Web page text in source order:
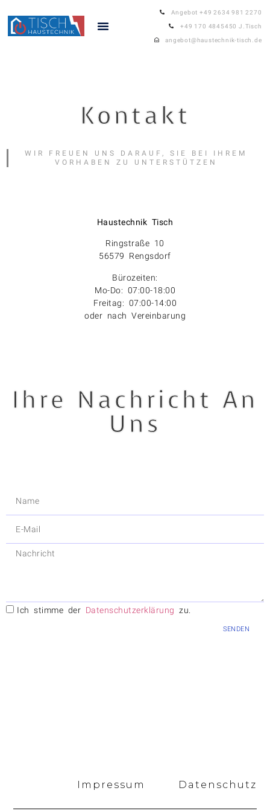
Angebot +49 2634 981 2270
+49 170 4845450 J.Tisch
angebot@haustechnik-tisch.de
Kontakt
WIR FREUEN UNS DARAUF, SIE BEI IHREM
VORHABEN ZU UNTERSTÜTZEN
Haustechnik Tisch
Ringstraße 10
56579 Rengsdorf
Bürozeiten:
Mo-Do: 07:00-18:00
Freitag: 07:00-14:00
oder nach Vereinbarung
Ihre Nachricht An
Uns
Ich stimme der Datenschutzerklärung zu.
SENDEN
Impressum Datenschutz